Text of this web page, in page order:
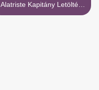
Alatriste Kapitány Letöltés
Avi >